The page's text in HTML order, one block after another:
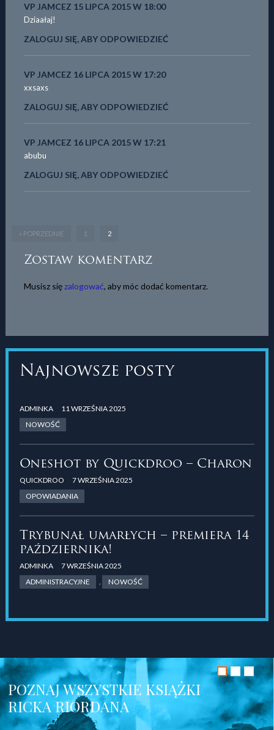
VP JAMCEZ 15 LIPCA 2015 W 18:00
Dziaałaj!
ZALOGUJ SIĘ, ABY ODPOWIEDZIEĆ
VP JAMCEZ 16 LIPCA 2015 W 17:20
xxsaxs
ZALOGUJ SIĘ, ABY ODPOWIEDZIEĆ
VP JAMCEZ 16 LIPCA 2015 W 17:21
abubu
ZALOGUJ SIĘ, ABY ODPOWIEDZIEĆ
« POPRZEDNIE 1 2
Zostaw komentarz
Musisz sięzalogować, aby móc dodać komentarz.
Najnowsze posty
ADMINKA
11 WRZEŚNIA 2025
NOWOŚĆ
Oneshot by Quickdroo – Charon
QUICKDROO
7 WRZEŚNIA 2025
OPOWIADANIA
Trybunał umarłych – premiera 14
października!
ADMINKA
7 WRZEŚNIA 2025
ADMINISTRACYJNE
, NOWOŚĆ
POZNAJ WSZYSTKIE KSIĄŻKI
RICKA RIORDANA